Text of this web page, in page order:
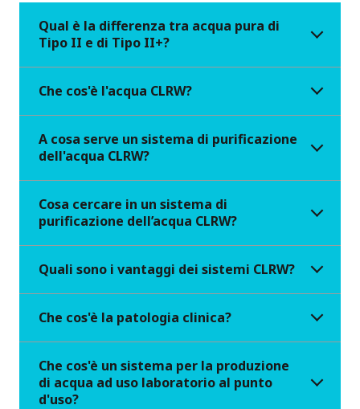
Qual è la differenza tra acqua pura di
Tipo II e di Tipo II+?
Che cos'è l'acqua CLRW?
A cosa serve un sistema di purificazione
dell'acqua CLRW?
Cosa cercare in un sistema di
purificazione dell’acqua CLRW?
Quali sono i vantaggi dei sistemi CLRW?
Che cos'è la patologia clinica?
Che cos'è un sistema per la produzione
di acqua ad uso laboratorio al punto
d'uso?